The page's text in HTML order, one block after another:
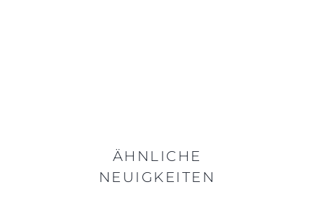
ÄHNLICHE
NEUIGKEITEN